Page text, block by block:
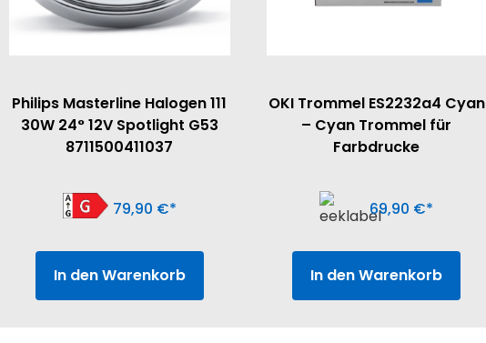
Philips Masterline Halogen 111
30W 24° 12V Spotlight G53
8711500411037
79,90 €
In den Warenkorb
OKI Trommel ES2232a4 Cyan
– Cyan Trommel für
Farbdrucke
69,90 €
In den Warenkorb